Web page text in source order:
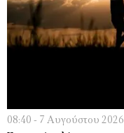
08:40 - 7 Αυγούστου 2026